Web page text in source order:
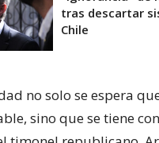
tras descartar
Chile
no solo se espera
sino que se tiene